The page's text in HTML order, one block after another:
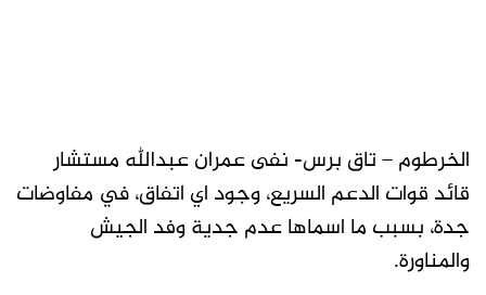
الخرطوم – تاق برس- نفى عمران عبدالله مستشار
قائد قوات الدعم السريع، وجود اي اتفاق، في مفاوضات
جدة، بسبب ما اسماها عدم جدية وفد الجيش
والمناورة.